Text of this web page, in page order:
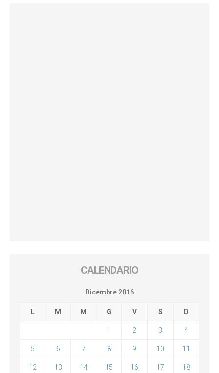
CALENDARIO
Dicembre 2016
L M M G V S D
1 2 3 4
5 6 7 8 9 10 11
12 13 14 15 16 17 18